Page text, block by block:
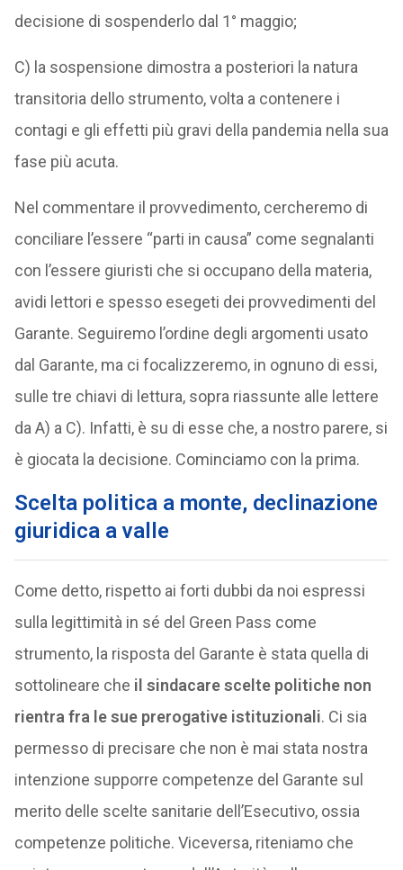
decisione di sospenderlo dal 1° maggio;
C) la sospensione dimostra a posteriori la natura
transitoria dello strumento, volta a contenere i
contagi e gli effetti più gravi della pandemia nella sua
fase più acuta.
Nel commentare il provvedimento, cercheremo di
conciliare l’essere “parti in causa” come segnalanti
con l’essere giuristi che si occupano della materia,
avidi lettori e spesso esegeti dei provvedimenti del
Garante. Seguiremo l’ordine degli argomenti usato
dal Garante, ma ci focalizzeremo, in ognuno di essi,
sulle tre chiavi di lettura, sopra riassunte alle lettere
da A) a C). Infatti, è su di esse che, a nostro parere, si
è giocata la decisione. Cominciamo con la prima.
Scelta politica a monte, declinazione
giuridica a valle
Come detto, rispetto ai forti dubbi da noi espressi
sulla legittimità in sé del Green Pass come
strumento, la risposta del Garante è stata quella di
sottolineare che il sindacare scelte politiche non
rientra fra le sue prerogative istituzionali. Ci sia
permesso di precisare che non è mai stata nostra
intenzione supporre competenze del Garante sul
merito delle scelte sanitarie dell’Esecutivo, ossia
competenze politiche. Viceversa, riteniamo che